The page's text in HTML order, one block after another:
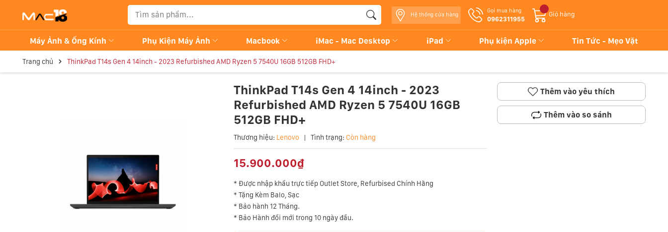
Hệ thống cửa hàng
Gọi mua hàng
0962311955
Giỏ hàng
Máy Ảnh & Ống Kính Phụ Kiện Máy Ảnh Macbook iMac - Mac Desktop iPad Phụ kiện Apple Tin Tức - Mẹo Vặt
Trang chủ ThinkPad T14s Gen 4 14inch - 2023 Refurbished AMD Ryzen 5 7540U 16GB 512GB FHD+
ThinkPad T14s Gen 4 14inch - 2023
Refurbished AMD Ryzen 5 7540U 16GB
512GB FHD+
Thương hiệu: Lenovo | Tình trạng: Còn hàng
15.900.000₫
* Được nhập khẩu trực tiếp Outlet Store, Refurbised Chính Hãng
* Tặng Kèm Balo, Sạc
* Bảo hành 12 Tháng.
* Bảo Hành đổi mới trong 10 ngày đầu.
Thêm vào yêu thích
Thêm vào so sánh